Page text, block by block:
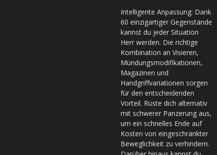
Intelligente Anpassung: Dank
60 einzigartiger Gegenstände
kannst du jeder Situation
Herr werden. Die richtige
Kombination an Visieren,
Mündungsmodifikationen,
Magazinen und
Handgriffvariationen sorgen
für den entscheidenden
Vorteil. Rüste dich alternativ
mit schwerer Panzerung aus,
um ein schnelles Ende auf
Kosten von eingeschränkter
Beweglichkeit zu verhindern.